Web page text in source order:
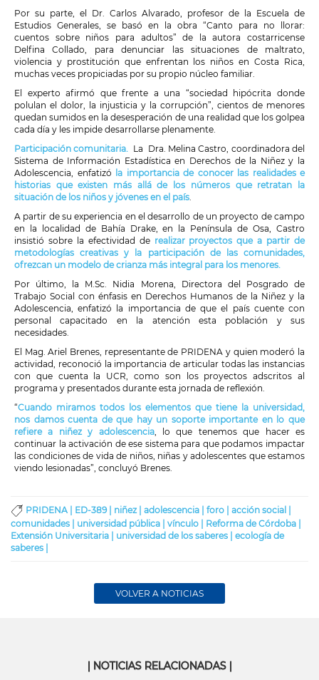
Por su parte, el Dr. Carlos Alvarado, profesor de la Escuela de
Estudios Generales, se basó en la obra “Canto para no llorar:
cuentos sobre niños para adultos” de la autora costarricense
Delfina Collado, para denunciar las situaciones de maltrato,
violencia y prostitución que enfrentan los niños en Costa Rica,
muchas veces propiciadas por su propio núcleo familiar.
El experto afirmó que frente a una “sociedad hipócrita donde
polulan el dolor, la injusticia y la corrupción”, cientos de menores
quedan sumidos en la desesperación de una realidad que los golpea
cada día y les impide desarrollarse plenamente.
Participación comunitaria. La Dra. Melina Castro, coordinadora del
Sistema de Información Estadística en Derechos de la Niñez y la
Adolescencia, enfatizó la importancia de conocer las realidades e
historias que existen más allá de los números que retratan la
situación de los niños y jóvenes en el país
A partir de su experiencia en el desarrollo de un proyecto de campo
en la localidad de Bahía Drake, en la Península de Osa, Castro
insistió sobre la efectividad de realizar proyectos que a partir de
metodologías creativas y la participación de las comunidades,
ofrezcan un modelo de crianza más integral para los menores.
Por último, la M.Sc. Nidia Morena, Directora del Posgrado de
Trabajo Social con énfasis en Derechos Humanos de la Niñez y la
Adolescencia, enfatizó la importancia de que el país cuente con
personal capacitado en la atención esta población y sus
necesidades.
El Mag. Ariel Brenes, representante de PRIDENA y quien moderó la
actividad, reconoció la importancia de articular todas las instancias
con que cuenta la UCR, como son los proyectos adscritos al
programa y presentados durante esta jornada de reflexión.
“Cuando miramos todos los elementos que tiene la universidad,
nos damos cuenta de que hay un soporte importante en lo que
refiere a niñez y adolescencia, lo que tenemos que hacer es
continuar la activación de ese sistema para que podamos impactar
las condiciones de vida de niños, niñas y adolescentes que estamos
viendo lesionadas”, concluyó Brenes.
PRIDENA | ED-389 | niñez | adolescencia | foro | acción social |
comunidades | universidad pública | vínculo | Reforma de Córdoba |
Extensión Universitaria | universidad de los saberes | ecología de
saberes |
VOLVER A NOTICIAS
| NOTICIAS RELACIONADAS |